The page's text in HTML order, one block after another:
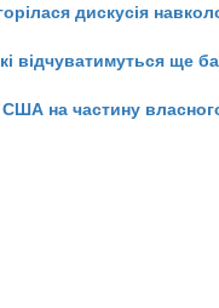
дискусія
відчуватимуться ще
на частину